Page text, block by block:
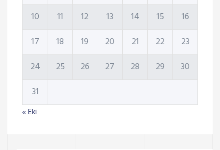
10
11 12 13 14 15
16
17
18 19 20 21 22
23
24
25 26 27 28 29
30
31
« Eki